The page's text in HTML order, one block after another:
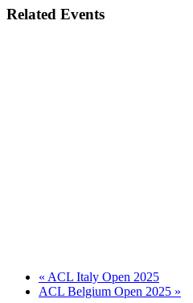
Related Events
« ACL Italy Open 2025
ACL Belgium Open 2025 »